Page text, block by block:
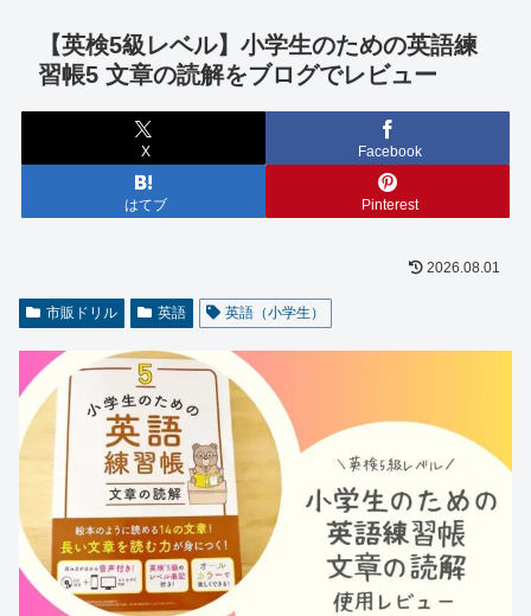
【英検5級レベル】小学生のための英語練
習帳5 文章の読解をブログでレビュー
X Facebook
はてブ Pinterest
2026.08.01
市販ドリル 英語 英語（小学生）